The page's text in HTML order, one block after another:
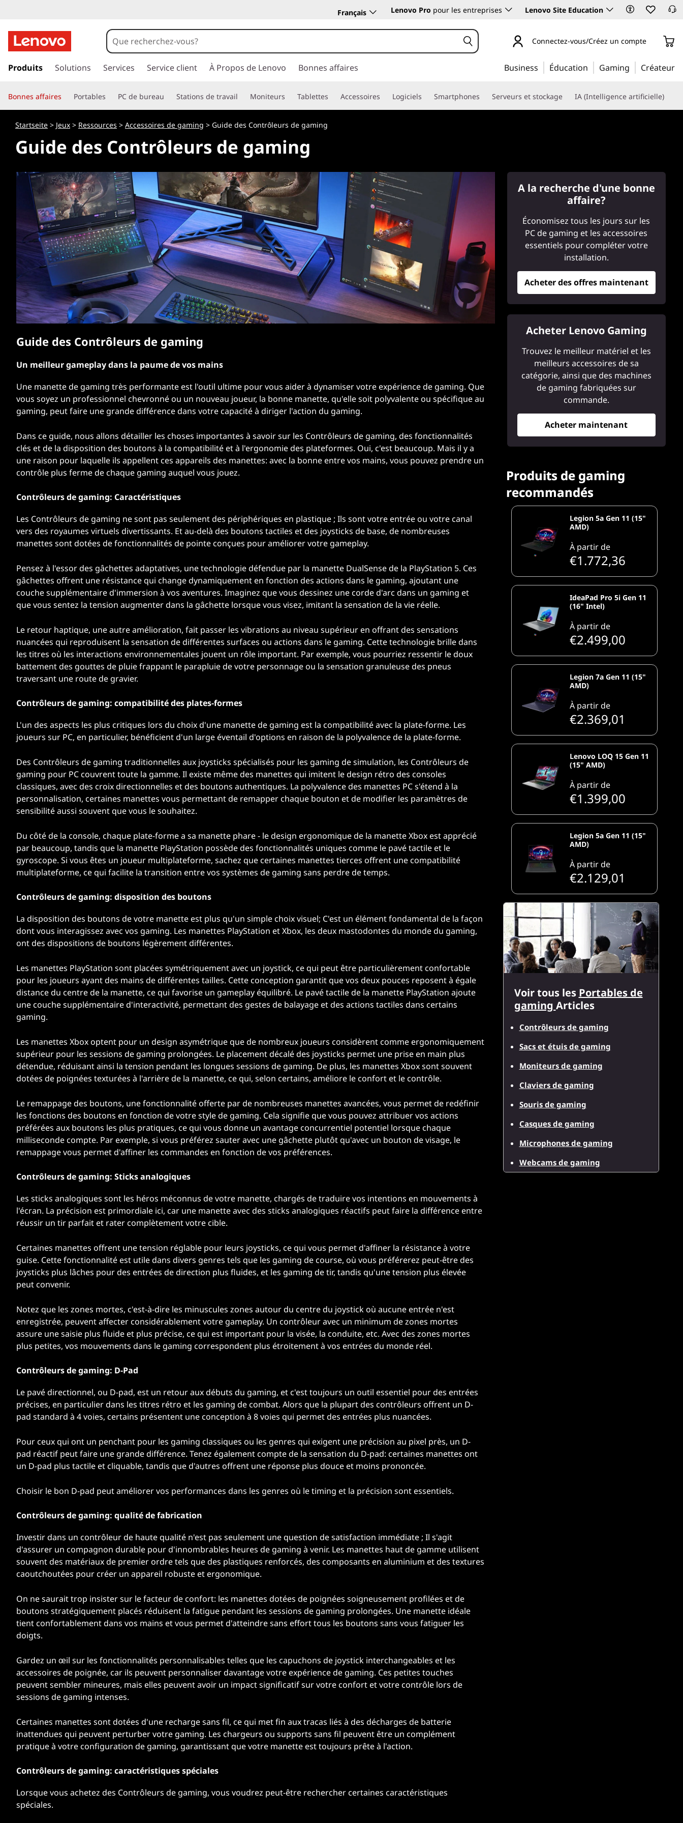
Français Lenovo Pro pour les entreprises Lenovo Site Education
a
e
r
Connectez-vous/Créez un compte
Produits Solutions Services Service client À Propos de Lenovo Bonnes affaires Business Éducation Gaming Créateur
Bonnes affaires Portables PC de bureau Stations de travail Moniteurs Tablettes Accessoires Logiciels Smartphones Serveurs et stockage IA (Intelligence artificielle)
Startseite > Jeux > Ressources > Accessoires de gaming > Guide des Contrôleurs de gaming
Guide des Contrôleurs de gaming
Guide des Contrôleurs de gaming
Un meilleur gameplay dans la paume de vos mains
Une manette de gaming très performante est l'outil ultime pour vous aider à dynamiser votre expérience de gaming. Que
vous soyez un professionnel chevronné ou un nouveau joueur, la bonne manette, qu'elle soit polyvalente ou spécifique au
gaming, peut faire une grande différence dans votre capacité à diriger l'action du gaming.
Dans ce guide, nous allons détailler les choses importantes à savoir sur les Contrôleurs de gaming, des fonctionnalités
clés et de la disposition des boutons à la compatibilité et à l'ergonomie des plateformes. Oui, c'est beaucoup. Mais il y a
une raison pour laquelle ils appellent ces appareils des manettes: avec la bonne entre vos mains, vous pouvez prendre un
contrôle plus ferme de chaque gaming auquel vous jouez.
Contrôleurs de gaming: Caractéristiques
Les Contrôleurs de gaming ne sont pas seulement des périphériques en plastique ; Ils sont votre entrée ou votre canal
vers des royaumes virtuels divertissants. Et au-delà des boutons tactiles et des joysticks de base, de nombreuses
manettes sont dotées de fonctionnalités de pointe conçues pour améliorer votre gameplay.
Pensez à l'essor des gâchettes adaptatives, une technologie défendue par la manette DualSense de la PlayStation 5. Ces
gâchettes offrent une résistance qui change dynamiquement en fonction des actions dans le gaming, ajoutant une
couche supplémentaire d'immersion à vos aventures. Imaginez que vous dessinez une corde d'arc dans un gaming et
que vous sentez la tension augmenter dans la gâchette lorsque vous visez, imitant la sensation de la vie réelle.
Le retour haptique, une autre amélioration, fait passer les vibrations au niveau supérieur en offrant des sensations
nuancées qui reproduisent la sensation de différentes surfaces ou actions dans le gaming. Cette technologie brille dans
les titres où les interactions environnementales jouent un rôle important. Par exemple, vous pourriez ressentir le doux
battement des gouttes de pluie frappant le parapluie de votre personnage ou la sensation granuleuse des pneus
traversant une route de gravier.
Contrôleurs de gaming: compatibilité des plates-formes
L'un des aspects les plus critiques lors du choix d'une manette de gaming est la compatibilité avec la plate-forme. Les
joueurs sur PC, en particulier, bénéficient d'un large éventail d'options en raison de la polyvalence de la plate-forme.
Des Contrôleurs de gaming traditionnelles aux joysticks spécialisés pour les gaming de simulation, les Contrôleurs de
gaming pour PC couvrent toute la gamme. Il existe même des manettes qui imitent le design rétro des consoles
classiques, avec des croix directionnelles et des boutons authentiques. La polyvalence des manettes PC s'étend à la
personnalisation, certaines manettes vous permettant de remapper chaque bouton et de modifier les paramètres de
sensibilité aussi souvent que vous le souhaitez.
Du côté de la console, chaque plate-forme a sa manette phare - le design ergonomique de la manette Xbox est apprécié
par beaucoup, tandis que la manette PlayStation possède des fonctionnalités uniques comme le pavé tactile et le
gyroscope. Si vous êtes un joueur multiplateforme, sachez que certaines manettes tierces offrent une compatibilité
multiplateforme, ce qui facilite la transition entre vos systèmes de gaming sans perdre de temps.
Contrôleurs de gaming: disposition des boutons
La disposition des boutons de votre manette est plus qu'un simple choix visuel; C'est un élément fondamental de la façon
dont vous interagissez avec vos gaming. Les manettes PlayStation et Xbox, les deux mastodontes du monde du gaming,
ont des dispositions de boutons légèrement différentes.
Les manettes PlayStation sont placées symétriquement avec un joystick, ce qui peut être particulièrement confortable
pour les joueurs ayant des mains de différentes tailles. Cette conception garantit que vos deux pouces reposent à égale
distance du centre de la manette, ce qui favorise un gameplay équilibré. Le pavé tactile de la manette PlayStation ajoute
une couche supplémentaire d'interactivité, permettant des gestes de balayage et des actions tactiles dans certains
gaming.
Les manettes Xbox optent pour un design asymétrique que de nombreux joueurs considèrent comme ergonomiquement
supérieur pour les sessions de gaming prolongées. Le placement décalé des joysticks permet une prise en main plus
détendue, réduisant ainsi la tension pendant les longues sessions de gaming. De plus, les manettes Xbox sont souvent
dotées de poignées texturées à l'arrière de la manette, ce qui, selon certains, améliore le confort et le contrôle.
Le remappage des boutons, une fonctionnalité offerte par de nombreuses manettes avancées, vous permet de redéfinir
les fonctions des boutons en fonction de votre style de gaming. Cela signifie que vous pouvez attribuer vos actions
préférées aux boutons les plus pratiques, ce qui vous donne un avantage concurrentiel potentiel lorsque chaque
milliseconde compte. Par exemple, si vous préférez sauter avec une gâchette plutôt qu'avec un bouton de visage, le
remappage vous permet d'affiner les commandes en fonction de vos préférences.
Contrôleurs de gaming: Sticks analogiques
Les sticks analogiques sont les héros méconnus de votre manette, chargés de traduire vos intentions en mouvements à
l'écran. La précision est primordiale ici, car une manette avec des sticks analogiques réactifs peut faire la différence entre
réussir un tir parfait et rater complètement votre cible.
Certaines manettes offrent une tension réglable pour leurs joysticks, ce qui vous permet d'affiner la résistance à votre
guise. Cette fonctionnalité est utile dans divers genres tels que les gaming de course, où vous préférerez peut-être des
joysticks plus lâches pour des entrées de direction plus fluides, et les gaming de tir, tandis qu'une tension plus élevée
peut convenir.
Notez que les zones mortes, c'est-à-dire les minuscules zones autour du centre du joystick où aucune entrée n'est
enregistrée, peuvent affecter considérablement votre gameplay. Un contrôleur avec un minimum de zones mortes
assure une saisie plus fluide et plus précise, ce qui est important pour la visée, la conduite, etc. Avec des zones mortes
plus petites, vos mouvements dans le gaming correspondent plus étroitement à vos entrées du monde réel.
Contrôleurs de gaming: D-Pad
Le pavé directionnel, ou D-pad, est un retour aux débuts du gaming, et c'est toujours un outil essentiel pour des entrées
précises, en particulier dans les titres rétro et les gaming de combat. Alors que la plupart des contrôleurs offrent un D-
pad standard à 4 voies, certains présentent une conception à 8 voies qui permet des entrées plus nuancées.
Pour ceux qui ont un penchant pour les gaming classiques ou les genres qui exigent une précision au pixel près, un D-
pad réactif peut faire une grande différence. Tenez également compte de la sensation du D-pad: certaines manettes ont
un D-pad plus tactile et cliquable, tandis que d'autres offrent une réponse plus douce et moins prononcée.
Choisir le bon D-pad peut améliorer vos performances dans les genres où le timing et la précision sont essentiels.
Contrôleurs de gaming: qualité de fabrication
Investir dans un contrôleur de haute qualité n'est pas seulement une question de satisfaction immédiate ; Il s'agit
d'assurer un compagnon durable pour d'innombrables heures de gaming à venir. Les manettes haut de gamme utilisent
souvent des matériaux de premier ordre tels que des plastiques renforcés, des composants en aluminium et des textures
caoutchoutées pour créer un appareil robuste et ergonomique.
On ne saurait trop insister sur le facteur de confort: les manettes dotées de poignées soigneusement profilées et de
boutons stratégiquement placés réduisent la fatigue pendant les sessions de gaming prolongées. Une manette idéale
tient confortablement dans vos mains et vous permet d'atteindre sans effort tous les boutons sans vous fatiguer les
doigts.
Gardez un œil sur les fonctionnalités personnalisables telles que les capuchons de joystick interchangeables et les
accessoires de poignée, car ils peuvent personnaliser davantage votre expérience de gaming. Ces petites touches
peuvent sembler mineures, mais elles peuvent avoir un impact significatif sur votre confort et votre contrôle lors de
sessions de gaming intenses.
Certaines manettes sont dotées d'une recharge sans fil, ce qui met fin aux tracas liés à des décharges de batterie
inattendues qui peuvent perturber votre gaming. Les chargeurs ou supports sans fil peuvent être un complément
pratique à votre configuration de gaming, garantissant que votre manette est toujours prête à l'action.
Contrôleurs de gaming: caractéristiques spéciales
Lorsque vous achetez des Contrôleurs de gaming, vous voudrez peut-être rechercher certaines caractéristiques
spéciales.
A la recherche d'une bonne
affaire?
Économisez tous les jours sur les
PC de gaming et les accessoires
essentiels pour compléter votre
installation.
Acheter des offres maintenant
Acheter Lenovo Gaming
Trouvez le meilleur matériel et les
meilleurs accessoires de sa
catégorie, ainsi que des machines
de gaming fabriquées sur
commande.
Acheter maintenant
Produits de gaming
recommandés
Produits de gaming
recommandés
Legion 5a Gen 11 (15"
AMD)
À partir de
€1.772,36
IdeaPad Pro 5i Gen 11
(16" Intel)
À partir de
€2.499,00
Legion 7a Gen 11 (15"
AMD)
À partir de
€2.369,01
Lenovo LOQ 15 Gen 11
(15" AMD)
À partir de
€1.399,00
Legion 5a Gen 11 (15"
AMD)
À partir de
€2.129,01
Voir tous les Portables de
gaming Articles
Contrôleurs de gaming
Sacs et étuis de gaming
Moniteurs de gaming
Claviers de gaming
Souris de gaming
Casques de gaming
Microphones de gaming
Webcams de gaming